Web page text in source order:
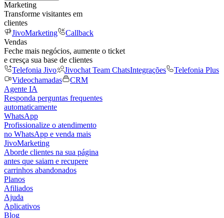
Marketing
Transforme visitantes em
clientes
JivoMarketing
Callback
Vendas
Feche mais negócios, aumente o ticket
e cresça sua base de clientes
Telefonia Jivo
Jivochat Team ChatsIntegrações
Telefonia Plus
Videochamadas
CRM
Agente IA
Responda perguntas frequentes
automaticamente
WhatsApp
Profissionalize o atendimento
no WhatsApp e venda mais
JivoMarketing
Aborde clientes na sua página
antes que saiam e recupere
carrinhos abandonados
Planos
Afiliados
Ajuda
Aplicativos
Blog